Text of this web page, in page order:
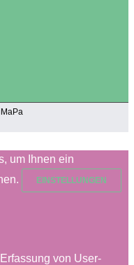
um Ihnen ein
EINSTELLUNGEN
von User-